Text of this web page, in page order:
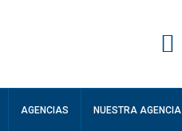
AGENCIAS NUESTRA AGENCIA